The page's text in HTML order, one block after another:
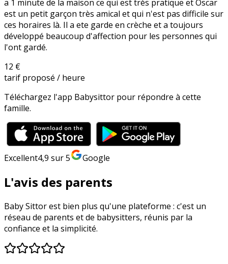
a 1 minute de la maison ce qui est très pratique et Oscar
est un petit garçon très amical et qui n'est pas difficile sur
ces horaires là. Il a ete garde en crèche et a toujours
développé beaucoup d'affection pour les personnes qui
l'ont gardé.
12 €
tarif proposé / heure
Téléchargez l'app Babysittor pour répondre à cette
famille.
Excellent4,9 sur 5 Google
L'avis des parents
Baby Sittor est bien plus qu'une plateforme : c'est un
réseau de parents et de babysitters, réunis par la
confiance et la simplicité.